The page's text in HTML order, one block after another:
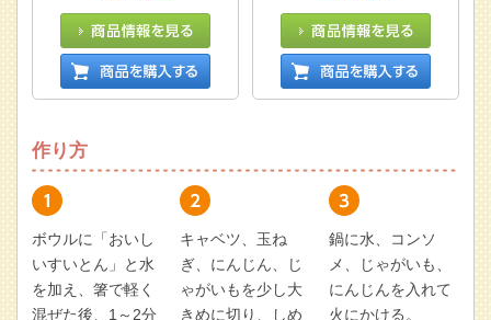
作り方
ボウルに「おいし
いすいとん」と水
を加え、箸で軽く
混ぜた後、1～2分
キャベツ、玉ね
ぎ、にんじん、じ
ゃがいもを少し大
きめに切り、しめ
鍋に水、コンソ
メ、じゃがいも、
にんじんを入れて
火にかける。